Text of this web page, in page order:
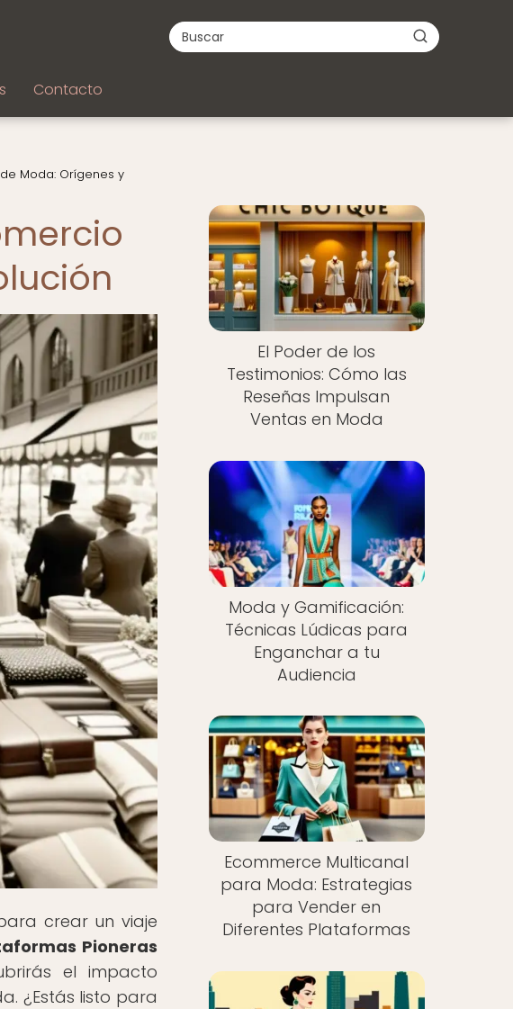
Contacto
Moda: Orígenes y
crear un viaje
Pioneras
el impacto
¿Estás listo para
El Poder de los
Testimonios: Cómo las
Reseñas Impulsan
Ventas en Moda
Moda y Gamificación:
Técnicas Lúdicas para
Enganchar a tu
Audiencia
Ecommerce Multicanal
para Moda: Estrategias
para Vender en
Diferentes Plataformas